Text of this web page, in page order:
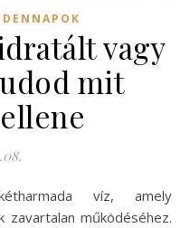
vagy
mit
zavartalan működéséhez.